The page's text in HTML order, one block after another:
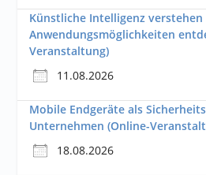
Künstliche Intelligenz verstehen
Anwendungsmöglichkeiten
Veranstaltung)
11.08.2026
Mobile Endgeräte als
Unternehmen (Online-
18.08.2026